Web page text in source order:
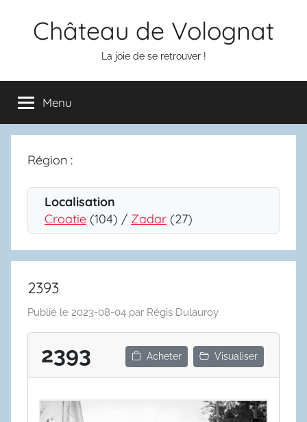
Château de Volognat
La joie de se retrouver !
Menu
Région :
Localisation
Croatie (104) / Zadar (27)
2393
Publié le 2023-08-04 par Régis Dulauroy
2393 Acheter Visualiser